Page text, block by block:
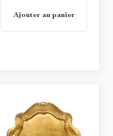
Ajouter au panier